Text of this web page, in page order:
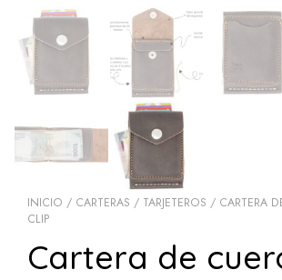
INICIO / CARTERAS / TARJETEROS / CARTERA
CLIP
Cartera de